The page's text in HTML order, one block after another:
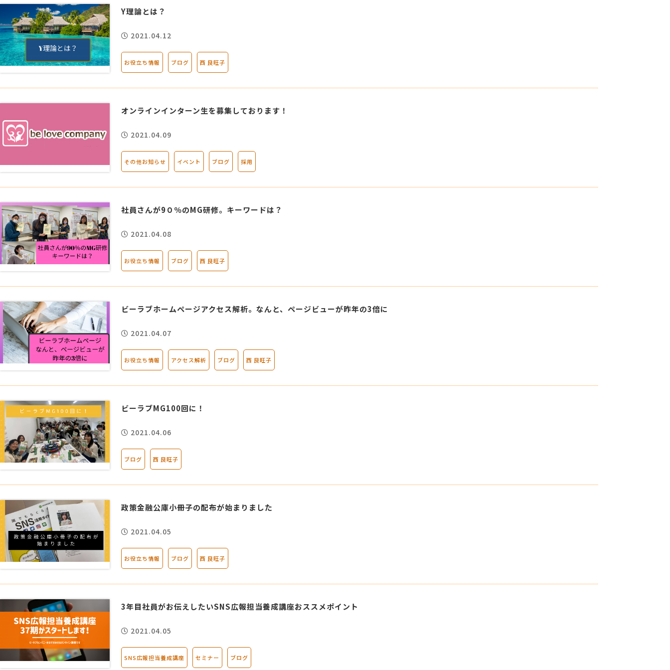
Y理論とは？
2021.04.12
お役立ち情報 ブログ 西 良旺子
オンラインインターン生を募集しております！
2021.04.09
その他お知らせ イベント ブログ 採用
社員さんが9０％のMG研修。キーワードは？
2021.04.08
お役立ち情報 ブログ 西 良旺子
ビーラブホームページアクセス解析。なんと、ページビューが昨年の3倍に
2021.04.07
お役立ち情報 アクセス解析 ブログ 西 良旺子
ビーラブMG100回に！
2021.04.06
ブログ 西 良旺子
政策金融公庫小冊子の配布が始まりました
2021.04.05
お役立ち情報 ブログ 西 良旺子
3年目社員がお伝えしたいSNS広報担当養成講座おススメポイント
2021.04.05
SNS広報担当養成講座 セミナー ブログ